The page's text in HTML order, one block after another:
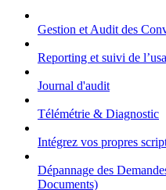
Gestion et Audit des
Reporting et suivi de
Journal d'audit
Télémétrie & Diagnostic
Intégrez vos propres
Dépannage des
Documents)